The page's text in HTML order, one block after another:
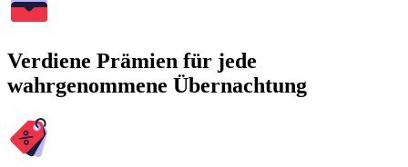
Verdiene Prämien für jede
wahrgenommene Übernachtung